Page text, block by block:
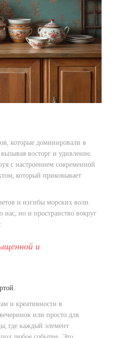
которые доминировали в
восторг и удивление.
с настроением современной
который приковывает
и изгибы морских волн.
нас, но и пространство вокруг
и
и креативности в
или просто для
где каждый элемент